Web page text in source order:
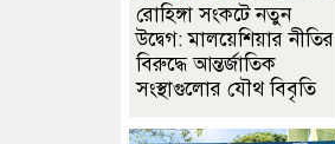
রোহিঙ্গা সংকটে নতুন
উদ্বেগ: মালয়েশিয়ার নীতির
বিরুদ্ধে আন্তর্জাতিক
সংস্থাগুলোর যৌথ বিবৃতি